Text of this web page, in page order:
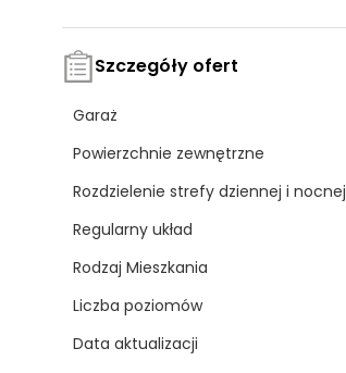
Szczegóły ofert
Garaż
Powierzchnie zewnętrzne
Rozdzielenie strefy dziennej i nocnej
Regularny układ
Rodzaj Mieszkania
Liczba poziomów
Data aktualizacji